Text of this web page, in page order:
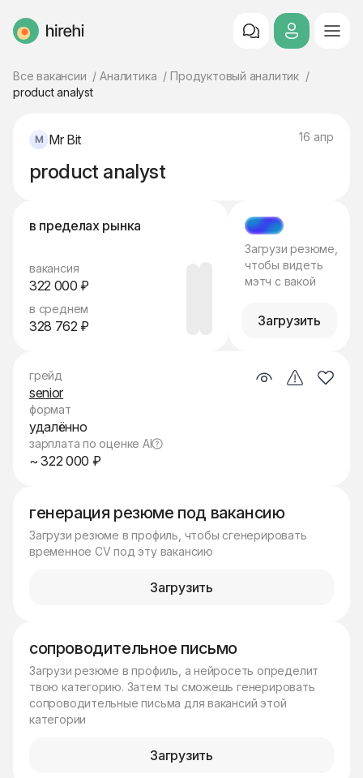
HireHi
Все вакансии Аналитика
Продуктовый аналитик
product analyst
Mr Bit 16 апр
product analyst
в пределах рынка
вакансия
322 000 ₽
в среднем
328 762 ₽
МЭТЧ
Загрузи резюме,
чтобы видеть
мэтч с вакой
Загрузить
генерация резюме под вакансию
Загрузи резюме в профиль, чтобы сгенерировать
временное CV под эту вакансию
Загрузить
сопроводительное письмо
Загрузи резюме в профиль, а нейросеть определит
твою категорию. Затем ты сможешь генерировать
сопроводительные письма для вакансий этой
категории
Загрузить
грейд
senior
формат
удалённо
зарплата по оценке AI
~ 322 000 ₽